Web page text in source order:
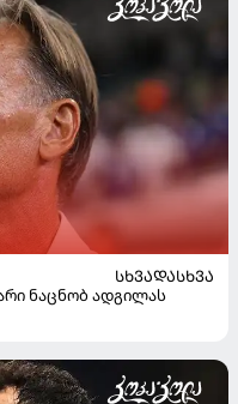
ᲡᲮᲕᲐᲓᲐᲡᲮᲕᲐ
ნაცნობ ადგილას